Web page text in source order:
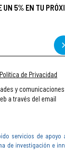
UN 5% EN TU
Política de Privacidad
y comunicaciones
a través del email
servicios de
de investigación e